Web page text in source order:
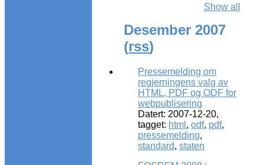
Show all
Desember 2007
(rss)
Pressemelding om
regjerningens valg av
HTML, PDF og ODF for
webpublisering
Datert: 2007-12-20,
tagget: html ,odf, pdf,
pressemelding,
standard,staten